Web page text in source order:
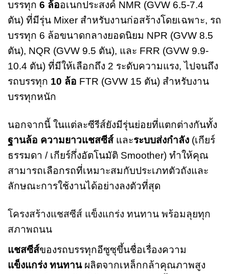
บรรทุก 6 ล้ออเนกประสงค์ NMR (GVW 6.5-7.4
ตัน) ที่มีรุ่น Mixer สำหรับงานก่อสร้างโดยเฉพาะ, รถ
บรรทุก 6 ล้อขนาดกลางยอดนิยม NPR (GVW 8.5
ตัน), NQR (GVW 9.5 ตัน), และ FRR (GVW 9.9-
10.4 ตัน) ที่มีให้เลือกถึง 2 ระดับความแรง, ไปจนถึง
รถบรรทุก 10 ล้อ FTR (GVW 15 ตัน) สำหรับงาน
บรรทุกหนัก
นอกจากนี้ ในแต่ละซีรีส์ยังมีรุ่นย่อยที่แตกต่างกันทั้ง
ฐานล้อ ความยาวแชสซีส์ และระบบส่งกำลัง (เกียร์
ธรรมดา / เกียร์กึ่งอัตโนมัติ Smoother) ทำให้คุณ
สามารถเลือกรถที่เหมาะสมกับประเภทตัวถังและ
ลักษณะการใช้งานได้อย่างลงตัวที่สุด
โครงสร้างแชสซีส์ แข็งแกร่ง ทนทาน พร้อมลุยทุก
สภาพถนน
แชสซีส์ของรถบรรทุกอีซูซุขึ้นชื่อเรื่องความ
แข็งแกร่ง ทนทานผลิตจากเหล็กกล้าคุณภาพสูง